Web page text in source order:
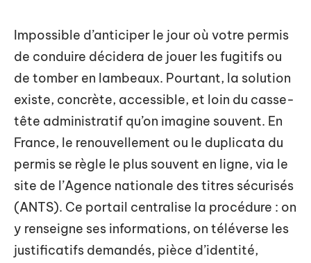
Impossible d’anticiper le jour où votre permis
de conduire décidera de jouer les fugitifs ou
de tomber en lambeaux. Pourtant, la solution
existe, concrète, accessible, et loin du casse-
tête administratif qu’on imagine souvent. En
France, le renouvellement ou le duplicata du
permis se règle le plus souvent en ligne, via le
site de l’Agence nationale des titres sécurisés
(ANTS). Ce portail centralise la procédure : on
y renseigne ses informations, on téléverse les
justificatifs demandés, pièce d’identité,